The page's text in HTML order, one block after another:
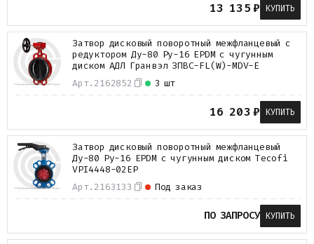
13 135₽ КУПИТЬ
Арт. 2162852 3 шт
Затвор дисковый поворотный межфланцевый с
редуктором Ду-80 Ру-16 EPDM с чугунным
диском АДЛ Гранвэл ЗПВС-FL(W)-MDV-E
16 203₽ КУПИТЬ
Арт. 2163133 Под заказ
Затвор дисковый поворотный межфланцевый
Ду-80 Ру-16 EPDM с чугунным диском Tecofi
VPI4448-02EP
ПО ЗАПРОСУ КУПИТЬ